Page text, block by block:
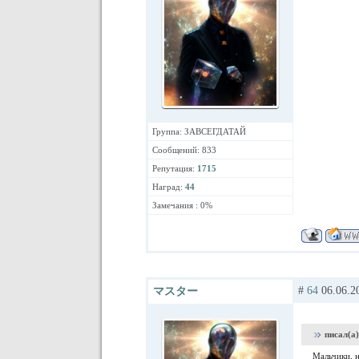
Группа: ЗАВСЕГДАТАЙ
Сообщений: 833
Репутация: 1715
Наград: 44
Замечания : 0%
マスター # 64
Мальчики,